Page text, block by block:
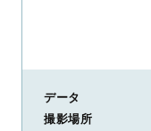
データ
撮影場所